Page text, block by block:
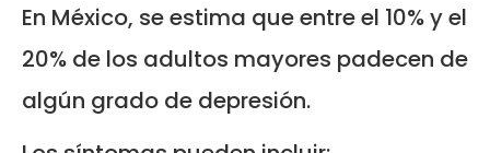
En México, se estima que entre el 10% y el
20% de los adultos mayores padecen de
algún grado de depresión.